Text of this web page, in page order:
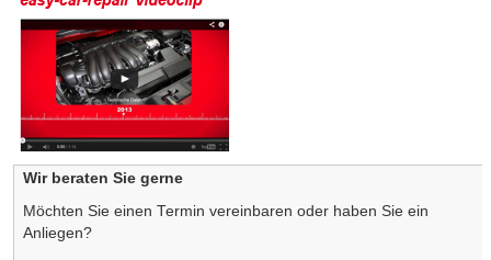
Wir beraten Sie gerne
Möchten Sie einen Termin vereinbaren oder haben Sie ein
Anliegen?